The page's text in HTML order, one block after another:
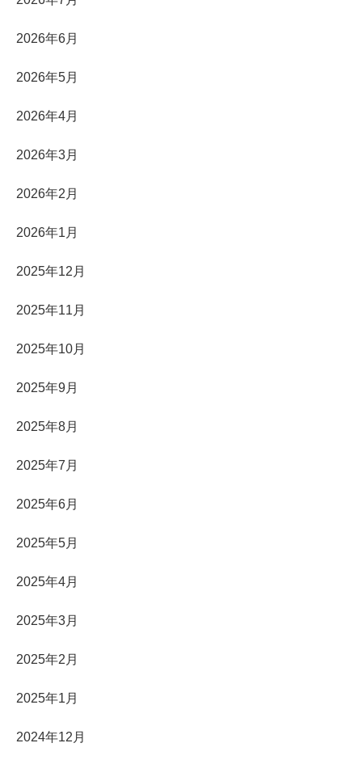
2026年6月
2026年5月
2026年4月
2026年3月
2026年2月
2026年1月
2025年12月
2025年11月
2025年10月
2025年9月
2025年8月
2025年7月
2025年6月
2025年5月
2025年4月
2025年3月
2025年2月
2025年1月
2024年12月